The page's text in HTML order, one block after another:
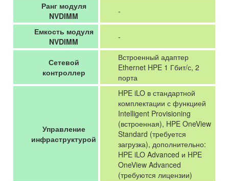
Ранг модуля
NVDIMM
-
Емкость модуля
NVDIMM
-
Сетевой
контроллер
Встроенный адаптер
Ethernet HPE 1 Гбит/с, 2
порта
Управление
инфраструктурой
HPE iLO в стандартной
комплектации с функцией
Intelligent Provisioning
(встроенная), HPE OneView
Standard (требуется
загрузка), дополнительно:
HPE iLO Advanced и HPE
OneView Advanced
(требуются лицензии)